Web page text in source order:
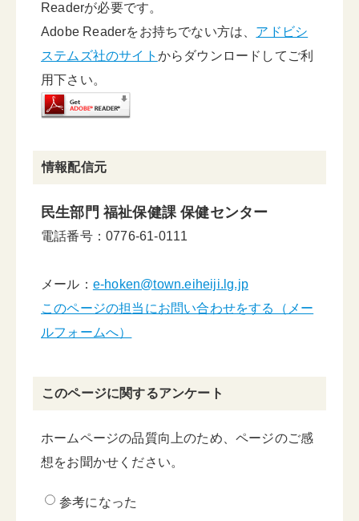
Readerが必要です。
Adobe Readerをお持ちでない方は、 アドビシ
ステムズ社のサイト からダウンロードしてご利
用下さい。
情報配信元
民生部門 福祉保健課 保健センター
電話番号：0776-61-0111
メール： e-hoken@town.eiheiji.lg.jp
このページの担当にお問い合わせをする（メー
ルフォームへ）
このページに関するアンケート
ホームページの品質向上のため、ページのご感
想をお聞かせください。
参考になった